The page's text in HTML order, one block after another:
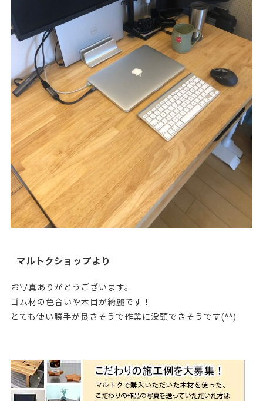
マルトクショップより
お写真ありがとうございます。
ゴム材の色合いや木目が綺麗です！
とても使い勝手が良さそうで作業に没頭できそうです(^^)